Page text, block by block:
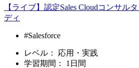
【ライブ】認定Sales Cloudコンサル
ディ
#Salesforce
レベル：
応用・実践
学習期間：
1日間